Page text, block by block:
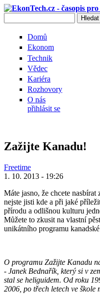
Přejít k hlavnímu obsahu
Domů
Ekonom
Technik
Vědec
Kariéra
Rozhovory
O nás
přihlásit se
Zažijte Kanadu!
Freetime
1. 10. 2013 - 19:26
Máte jasno, že chcete nasbírat
nejste jisti kde a při jaké
přírodu a odlišnou kulturu
Můžete to zkusit na vlastní
unikátního programu
O programu Zažijte Kanadu
- Janek Bednařík, který si v
stal se heliguidem. Od roku
2006, po třech letech ve škole